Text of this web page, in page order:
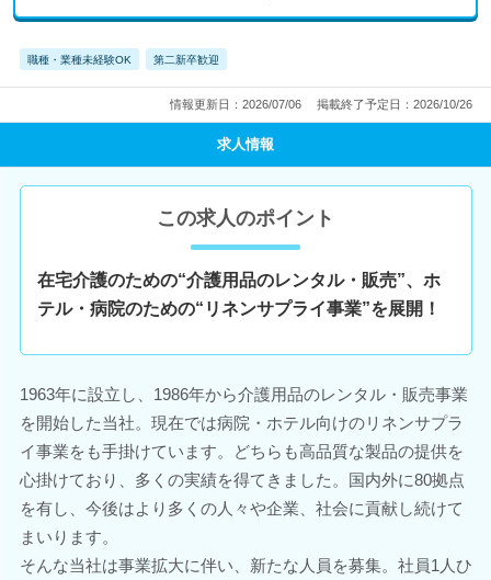
職種・業種未経験OK 第二新卒歓迎
情報更新日：2026/07/06 掲載終了予定日：2026/10/26
求人情報
この求人のポイント
在宅介護のための“介護用品のレンタル・販売”、ホ
テル・病院のための“リネンサプライ事業”を展開！
1963年に設立し、1986年から介護用品のレンタル・販売事業
を開始した当社。現在では病院・ホテル向けのリネンサプラ
イ事業をも手掛けています。どちらも高品質な製品の提供を
心掛けており、多くの実績を得てきました。国内外に80拠点
を有し、今後はより多くの人々や企業、社会に貢献し続けて
まいります。
そんな当社は事業拡大に伴い、新たな人員を募集。社員1人ひ